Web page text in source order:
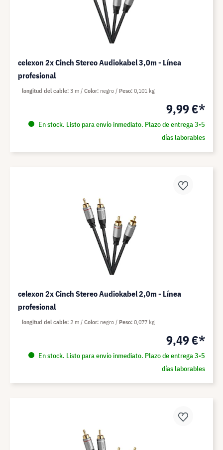
celexon 2x Cinch Stereo Audiokabel 3,0m - Línea
profesional
9,99 €*
En stock. Listo para envío inmediato. Plazo de entrega 3-5
días laborables
longitud del cable 3 m Color negro Peso 0,101 kg
celexon 2x Cinch Stereo Audiokabel 2,0m - Línea
profesional
9,49 €*
En stock. Listo para envío inmediato. Plazo de entrega 3-5
días laborables
longitud del cable 2 m Color negro Peso 0,077 kg